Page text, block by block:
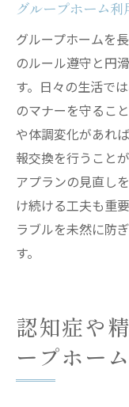
グループホーム
グループホームを
のルール遵守と円
す。日々の生活で
のマナーを守るこ
や体調変化があれ
報交換を行うこと
アプランの見直し
け続ける工夫も重
ラブルを未然に防
す。
認知症や
ープホー